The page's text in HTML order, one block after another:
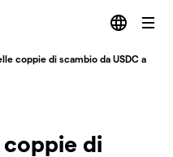
coppie di scambio da USDC a
di